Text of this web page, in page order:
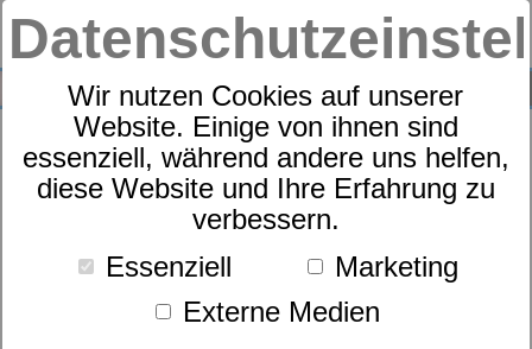
Wir nutzen Cookies auf unserer
Website. Einige von ihnen sind
essenziell, während andere uns helfen,
diese Website und Ihre Erfahrung zu
verbessern.
Essenziell
Marketing
Externe Medien
SUCHE
0
Kostenloser
Bettencheck im Wert
von 99,- Euro bei
Ihnen zuhause